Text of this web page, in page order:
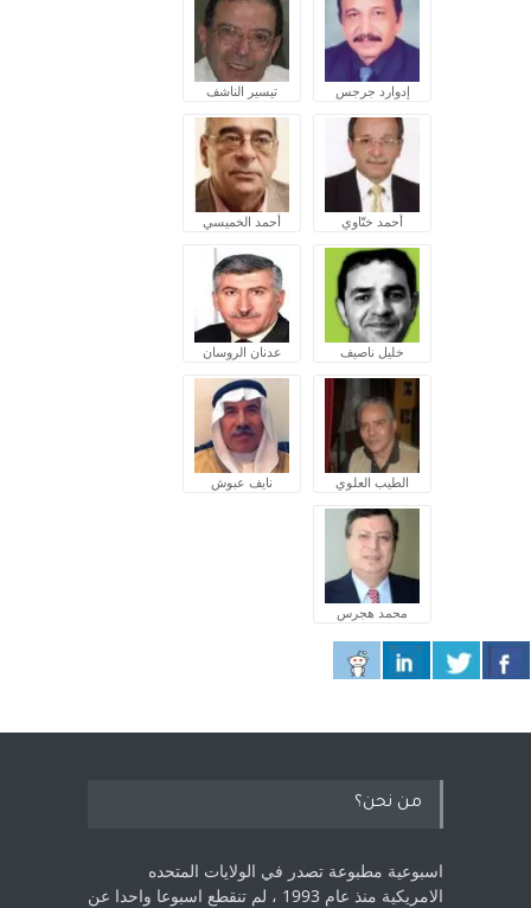
إدوارد جرجس تيسير الناشف
أحمد ختّاوي أحمد الخميسي
خليل ناصيف عدنان الروسان
الطيب العلوي نايف عبوش
محمد هجرس
من نحن؟
اسبوعية مطبوعة تصدر في الولايات المتحده
الامريكية منذ عام 1993 ، لم ‏تنقطع اسبوعا واحدا عن